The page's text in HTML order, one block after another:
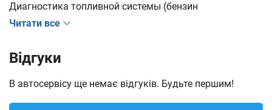
Volkswagen ВАЗ ЗАЗ
Диагностика топливной системы (бензин
Читати все
Відгуки
В автосервісу ще немає відгуків. Будьте першим!